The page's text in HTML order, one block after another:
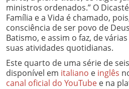
ministros ordenados.” O
Família e a Vida é chamado,
consciência de ser povo de
Batismo, e assim o faz, de
suas atividades quotidianas.
Este quarto de uma série de
disponível em italiano e inglês
canal oficial do YouTube e na